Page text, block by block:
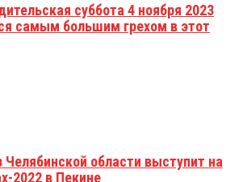
суббота 4 ноября 2023
самым большим грехом в этот
Челябинской области выступит на
2022 в Пекине